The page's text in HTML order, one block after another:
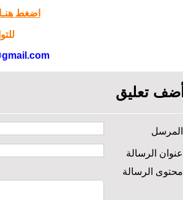
اضغط هنـا
أضف تعليق
المرسل
عنوان الرسالة
محتوى الرسالة